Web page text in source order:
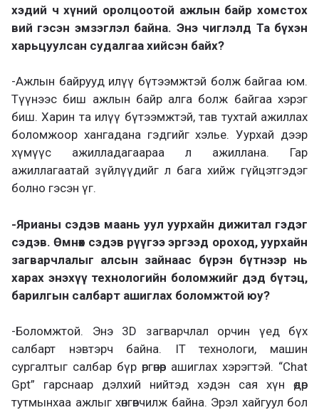
хэдий ч хүний оролцоотой ажлын байр хомстох
вий гэсэн эмзэглэл байна. Энэ чиглэлд Та бүхэн
харьцуулсан судалгаа хийсэн байх?
-Ажлын байрууд илүү бүтээмжтэй болж байгаа юм.
Түүнээс биш ажлын байр алга болж байгаа хэрэг
биш. Харин та илүү бүтээмжтэй, тав тухтай ажиллах
боломжоор хангадана гэдгийг хэлье. Уурхай дээр
хүмүүс ажилладагаараа л ажиллана. Гар
ажиллагаатай зүйлүүдийг л бага хийж гүйцэтгэдэг
болно гэсэн үг.
-Ярианы сэдэв маань уул уурхайн дижитал гэдэг
сэдэв. Өмнөх сэдэв рүүгээ эргээд ороход, уурхайн
загварчлалыг алсын зайнаас бүрэн бүтнээр нь
харах энэхүү технологийн боломжийг дэд бүтэц,
барилгын салбарт ашиглах боломжтой юу?
-Боломжтой. Энэ 3D загварчлал орчин үед бүх
салбарт нэвтэрч байна. IT технологи, машин
сургалтыг салбар бүр өргөнөөр ашиглах хэрэгтэй. “Chat
Gpt” гарснаар дэлхий нийтэд хэдэн сая хүн өдөр
тутмынхаа ажлыг хөнгөвчилж байна. Эрэл хайгуул бол